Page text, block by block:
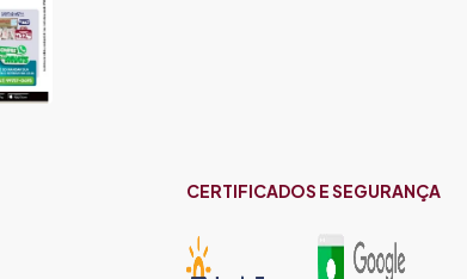
CERTIFICADOS E SEGURANÇA